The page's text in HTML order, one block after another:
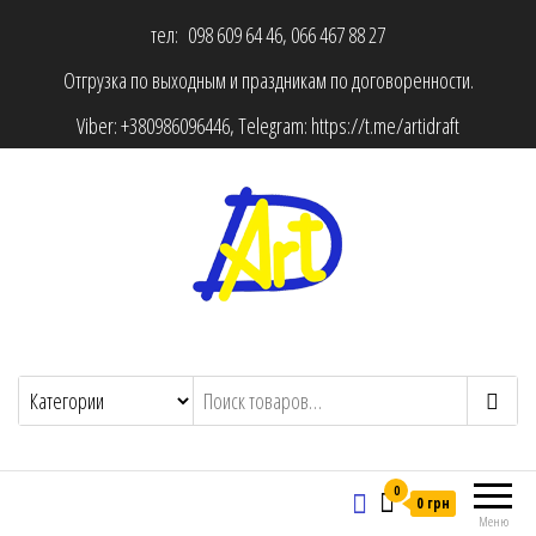
тел: 098 609 64 46, 066 467 88 27
Отгрузка по выходным и праздникам по договоренности.
Viber:+380986096446, Telegram: https://t.me/artidraft
Меню
0
0 грн